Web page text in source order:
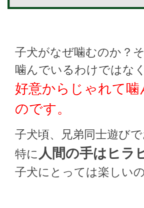
子犬がなぜ噛むのか？
噛んでいるわけではなく
好意からじゃれて噛
のです。
子犬頃、兄弟同士遊び
特に 人間の手はヒラ
子犬にとっては楽しい